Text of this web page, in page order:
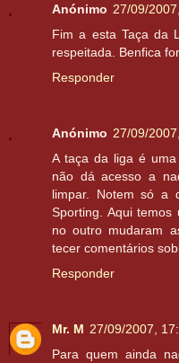
Anónimo 27/09/
Fim a esta Taça da
respeitada. Benfica
Responder
Anónimo 27/09/
A taça da liga é
não dá acesso a
limpar. Notem só a
Sporting. Aqui temos
no outro mudaram
tecer comentários
Responder
Mr. M 27/09/2007,
Para quem ainda